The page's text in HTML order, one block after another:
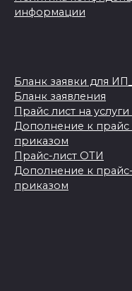
информации
Бланк заявки для
Бланк заявления
Прайс лист на
Дополнение к прайс
приказом
Прайс-лист ОТИ
Дополнение к
приказом